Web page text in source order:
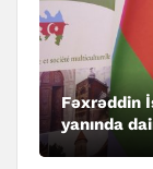
Fəxrəddin
yanında